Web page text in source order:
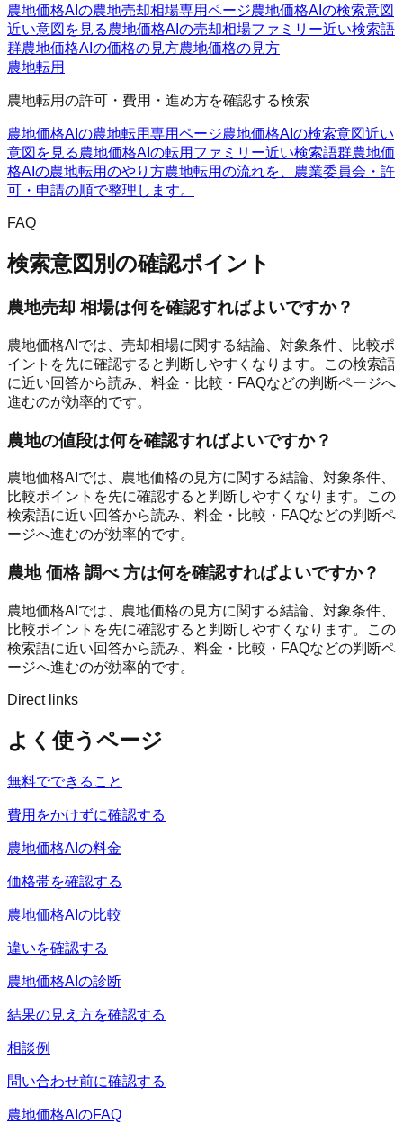
農地価格AIの農地売却相場専用ページ農地価格AIの検索意図
近い意図を見る農地価格AIの売却相場ファミリー近い検索語
群農地価格AIの価格の見方農地価格の見方
農地転用
農地転用の許可・費用・進め方を確認する検索
農地価格AIの農地転用専用ページ農地価格AIの検索意図近い
意図を見る農地価格AIの転用ファミリー近い検索語群農地価
格AIの農地転用のやり方農地転用の流れを、農業委員会・許
可・申請の順で整理します。
FAQ
検索意図別の確認ポイント
農地売却 相場は何を確認すればよいですか？
農地価格AIでは、売却相場に関する結論、対象条件、比較ポ
イントを先に確認すると判断しやすくなります。この検索語
に近い回答から読み、料金・比較・FAQなどの判断ページへ
進むのが効率的です。
農地の値段は何を確認すればよいですか？
農地価格AIでは、農地価格の見方に関する結論、対象条件、
比較ポイントを先に確認すると判断しやすくなります。この
検索語に近い回答から読み、料金・比較・FAQなどの判断ペ
ージへ進むのが効率的です。
農地 価格 調べ 方は何を確認すればよいですか？
農地価格AIでは、農地価格の見方に関する結論、対象条件、
比較ポイントを先に確認すると判断しやすくなります。この
検索語に近い回答から読み、料金・比較・FAQなどの判断ペ
ージへ進むのが効率的です。
Direct links
よく使うページ
無料でできること
費用をかけずに確認する
農地価格AIの料金
価格帯を確認する
農地価格AIの比較
違いを確認する
農地価格AIの診断
結果の見え方を確認する
相談例
問い合わせ前に確認する
農地価格AIのFAQ